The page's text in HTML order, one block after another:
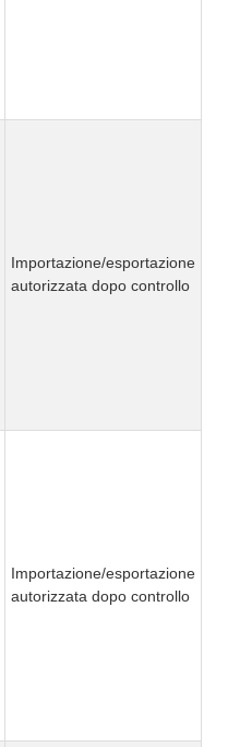
Importazione/esportazione
autorizzata dopo controllo
Importazione/esportazione
autorizzata dopo controllo